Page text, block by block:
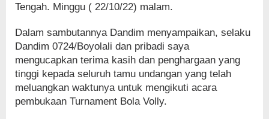
Tengah. Minggu ( 22/10/22) malam.
Dalam sambutannya Dandim menyampaikan, selaku
Dandim 0724/Boyolali dan pribadi saya
mengucapkan terima kasih dan penghargaan yang
tinggi kepada seluruh tamu undangan yang telah
meluangkan waktunya untuk mengikuti acara
pembukaan Turnament Bola Volly.